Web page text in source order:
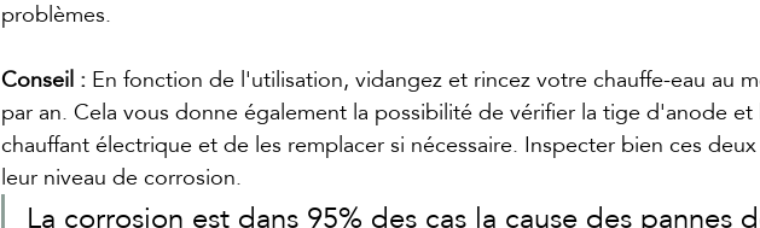
problèmes.
Conseil : En fonction de l'utilisation, vidangez et rincez votre chauffe-eau au
par an. Cela vous donne également la possibilité de vérifier la tige d'anode
chauffant électrique et de les remplacer si nécessaire. Inspecter bien ces
leur niveau de corrosion.
La corrosion est dans 95% des cas la cause des pannes